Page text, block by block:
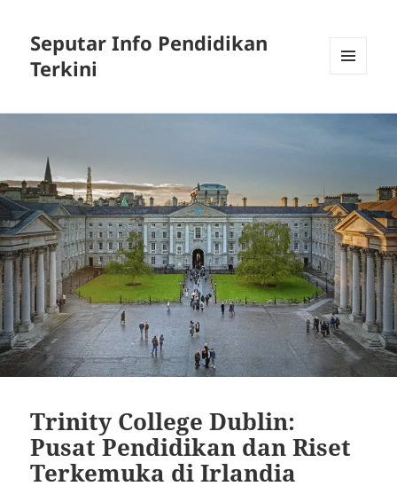
Seputar Info Pendidikan
Terkini
WIDGETS
Trinity College Dublin:
Pusat Pendidikan dan Riset
Terkemuka di Irlandia